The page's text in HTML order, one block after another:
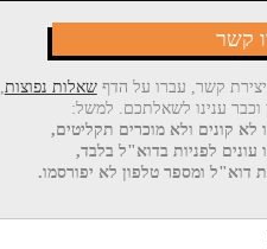
קשר
יצירת קשר, עברו על הדףשאלות נפוצות,
וכבר ענינו לשאלתכם. למשל:
לא קונים ולא מוכרים תקליטים,
עונים לפניות בדוא"ל בלבד,
דוא"ל ומספר טלפון לא יפורסמו.